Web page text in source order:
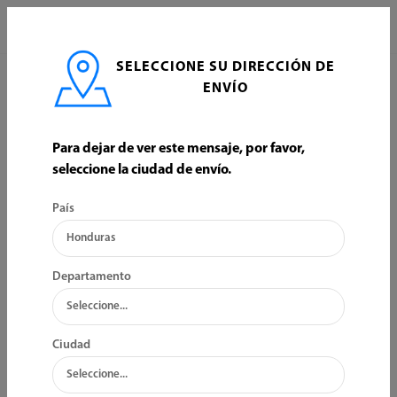
PINTURA TINTES Y COLORANTES
ORDENAR POR:
SELECCIONE SU DIRECCIÓN DE
ENVÍO
Para dejar de ver este mensaje, por favor,
seleccione la ciudad de envío.
País
Departamento
Ciudad